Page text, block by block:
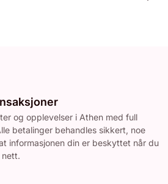
og opplevelser i Athen med full
betalinger behandles sikkert, noe
informasjonen din er beskyttet når du
nett.